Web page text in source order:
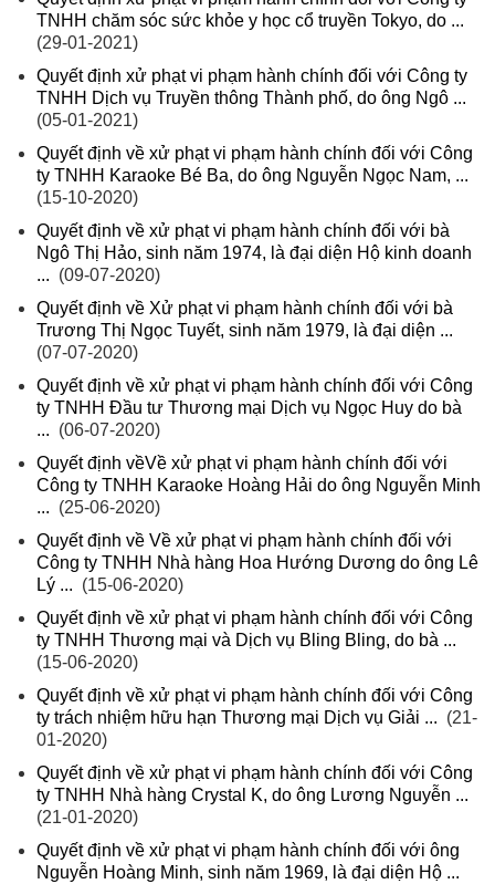
TNHH chăm sóc sức khỏe y học cổ truyền Tokyo, do ...
(29-01-2021)
Quyết định xử phạt vi phạm hành chính đối với Công ty
TNHH Dịch vụ Truyền thông Thành phố, do ông Ngô ...
(05-01-2021)
Quyết định về xử phạt vi phạm hành chính đối với Công
ty TNHH Karaoke Bé Ba, do ông Nguyễn Ngọc Nam, ...
(15-10-2020)
Quyết định về xử phạt vi phạm hành chính đối với bà
Ngô Thị Hảo, sinh năm 1974, là đại diện Hộ kinh doanh
... (09-07-2020)
Quyết định về Xử phạt vi phạm hành chính đối với bà
Trương Thị Ngọc Tuyết, sinh năm 1979, là đại diện ...
(07-07-2020)
Quyết định về xử phạt vi phạm hành chính đối với Công
ty TNHH Đầu tư Thương mại Dịch vụ Ngọc Huy do bà
... (06-07-2020)
Quyết định vềVề xử phạt vi phạm hành chính đối với
Công ty TNHH Karaoke Hoàng Hải do ông Nguyễn Minh
... (25-06-2020)
Quyết định về Về xử phạt vi phạm hành chính đối với
Công ty TNHH Nhà hàng Hoa Hướng Dương do ông Lê
Lý ... (15-06-2020)
Quyết định về xử phạt vi phạm hành chính đối với Công
ty TNHH Thương mại và Dịch vụ Bling Bling, do bà ...
(15-06-2020)
Quyết định về xử phạt vi phạm hành chính đối với Công
ty trách nhiệm hữu hạn Thương mại Dịch vụ Giải ... (21-
01-2020)
Quyết định về xử phạt vi phạm hành chính đối với Công
ty TNHH Nhà hàng Crystal K, do ông Lương Nguyễn ...
(21-01-2020)
Quyết định về xử phạt vi phạm hành chính đối với ông
Nguyễn Hoàng Minh, sinh năm 1969, là đại diện Hộ ...